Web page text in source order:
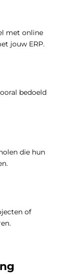
met online
jouw ERP.
bedoeld
die hun
of